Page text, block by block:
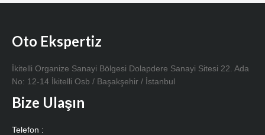
Oto Ekspertiz
İkitelli Organize Sanayi Bölgesi Dolapdere Sanayi Sitesi 22. Ada
No: 12-14 İkitelli Osb / Başakşehir / İstanbul
Bize Ulaşın
Telefon :